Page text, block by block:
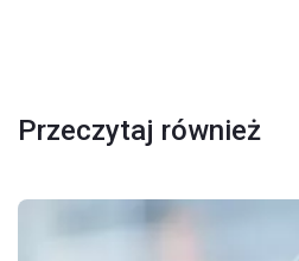
Przeczytaj również